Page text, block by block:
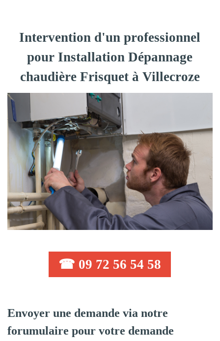
Intervention d'un professionnel
pour Installation Dépannage
chaudière Frisquet à Villecroze
☎ 09 72 56 54 58
Envoyer une demande via notre
forumulaire pour votre demande